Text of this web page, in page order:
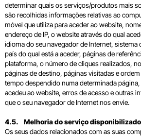
determinar quais os serviços/produtos mais
são recolhidas informações relativas ao
móvel que utiliza para aceder ao website,
endereço de IP, o website através do qual
idioma do seu navegador de Internet, sistema
país do qual está a aceder, páginas de
plataforma, o número de cliques realizados,
páginas de destino, páginas visitadas e
tempo despendido numa determinada página,
acedeu ao website, erros de acesso e outras
que o seu navegador de Internet nos envie.
4.5. Melhoria do serviço
Os seus dados relacionados com as suas